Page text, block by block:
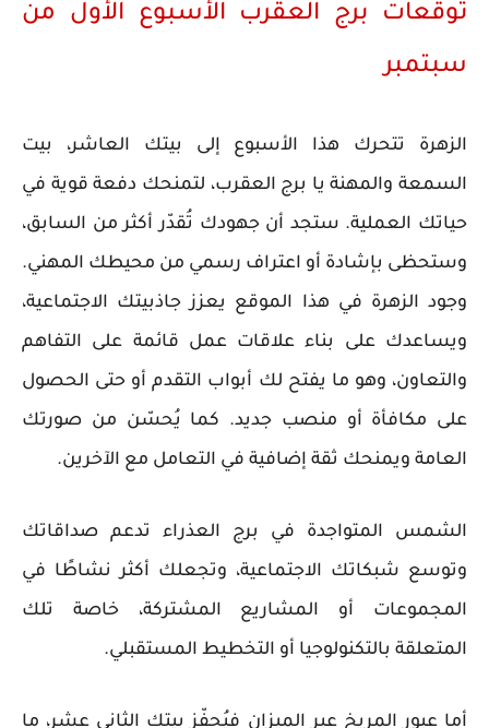
توقعات برج العقرب الأسبوع الأول من
سبتمبر
الزهرة تتحرك هذا الأسبوع إلى بيتك العاشر، بيت
السمعة والمهنة يا برج العقرب، لتمنحك دفعة قوية في
حياتك العملية. ستجد أن جهودك تُقدّر أكثر من السابق،
وستحظى بإشادة أو اعتراف رسمي من محيطك المهني.
وجود الزهرة في هذا الموقع يعزز جاذبيتك الاجتماعية،
ويساعدك على بناء علاقات عمل قائمة على التفاهم
والتعاون، وهو ما يفتح لك أبواب التقدم أو حتى الحصول
على مكافأة أو منصب جديد. كما يُحسّن من صورتك
العامة ويمنحك ثقة إضافية في التعامل مع الآخرين.
الشمس المتواجدة في برج العذراء تدعم صداقاتك
وتوسع شبكاتك الاجتماعية، وتجعلك أكثر نشاطًا في
المجموعات أو المشاريع المشتركة، خاصة تلك
المتعلقة بالتكنولوجيا أو التخطيط المستقبلي.
أما عبور المريخ عبر الميزان فيُحفّز بيتك الثاني عشر، ما